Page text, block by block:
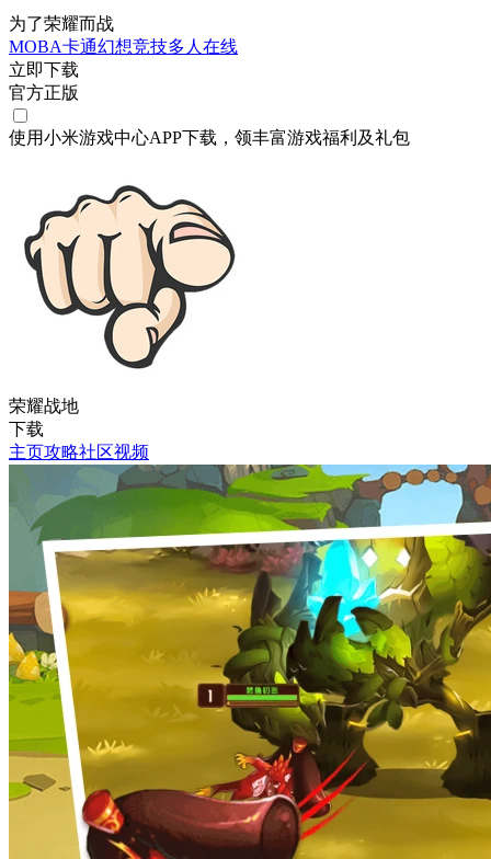
为了荣耀而战
MOBA卡通幻想竞技多人在线
立即下载
官方正版
使用小米游戏中心APP下载 ，领丰富游戏福利 及礼包
荣耀战地
下载
主页攻略社区视频